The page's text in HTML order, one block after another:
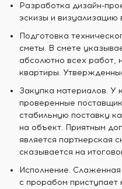
Разработка дизайн-
эскизы и
Подготовка
сметы. В смете
абсолютно всех работ,
квартиры.
Закупка материалов. У
проверенные
стабильную поставку
на объект. Приятным
является партнерская
сказывается на
Исполнение.
с прорабом